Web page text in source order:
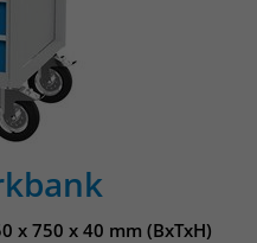
x 750 x 40 mm (BxTxH)
anonym und weisen
Nummer zu,
zu
Daten werde lokal
gespeichert und
Unternehmen